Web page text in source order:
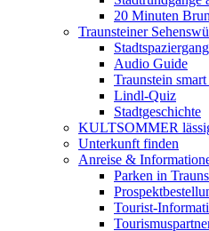
20 Minuten
Traunsteiner
Stadtspaziergang
Audio Guide
Traunstein
Lindl-Quiz
Stadtgeschichte
KULTSOMMER
Unterkunft finden
Anreise &
Parken in
Tourist-